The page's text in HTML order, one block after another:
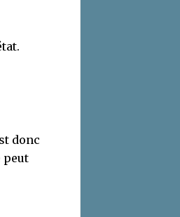
donc
peut